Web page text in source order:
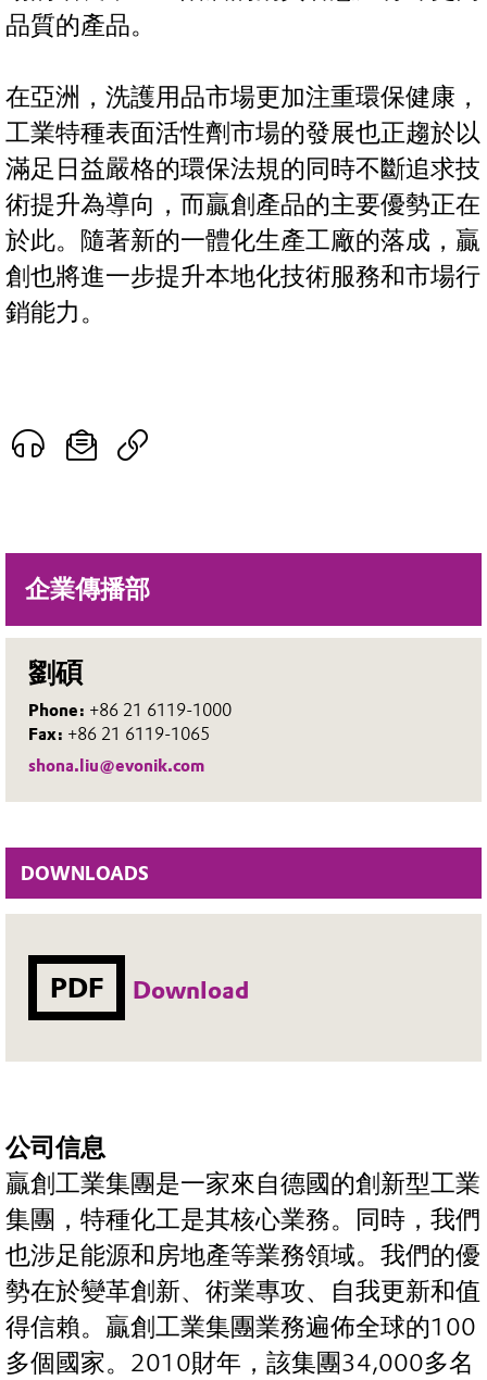
企業傳播部
劉碩
Phone: +86 21 6119-1000
Fax: +86 21 6119-1065
shona.liu@evonik.com
DOWNLOADS
PDF Download
品質的產品。
在亞洲，洗護用品市場更加注重環保健康，
工業特種表面活性劑市場的發展也正趨於以
滿足日益嚴格的環保法規的同時不斷追求技
術提升為導向，而贏創產品的主要優勢正在
於此。隨著新的一體化生產工廠的落成，贏
創也將進一步提升本地化技術服務和市場行
銷能力。
公司信息
贏創工業集團是一家來自德國的創新型工業
集團，特種化工是其核心業務。同時，我們
也涉足能源和房地產等業務領域。我們的優
勢在於變革創新、術業專攻、自我更新和值
得信賴。贏創工業集團業務遍佈全球的100
多個國家。2010財年，該集團34,000多名